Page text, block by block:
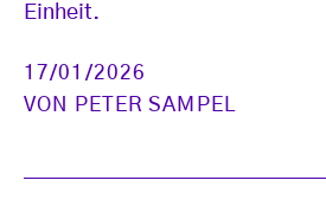
Einheit.
17/01/2026
VON
PETER SAMPEL